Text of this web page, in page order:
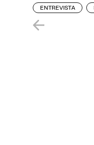
ENTREVISTA